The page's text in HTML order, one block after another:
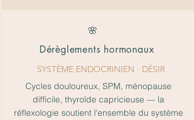
🌸
Dérèglements hormonaux
SYSTÈME ENDOCRINIEN · DÉSIR
Cycles douloureux, SPM, ménopause
difficile, thyroïde capricieuse — la
réflexologie soutient l'ensemble du système